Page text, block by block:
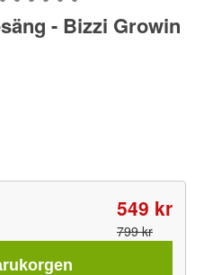
- Bizzi Growin
549 kr
799 kr